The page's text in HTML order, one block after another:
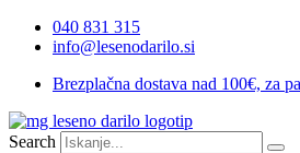
Skip
040 831 315
info@lesenodarilo.si
Brezplačna dostava nad 100€, za
Search